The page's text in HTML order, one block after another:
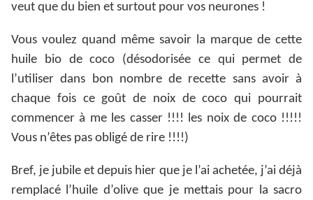
veut que du bien et surtout pour vos neurones !
Vous voulez quand même savoir la marque de cette
huile bio de coco (désodorisée ce qui permet de
l’utiliser dans bon nombre de recette sans avoir à
chaque fois ce goût de noix de coco qui pourrait
commencer à me les casser !!!! les noix de coco !!!!!
Vous n’êtes pas obligé de rire !!!!)
Bref, je jubile et depuis hier que je l’ai achetée, j’ai déjà
remplacé l’huile d’olive que je mettais pour la sacro